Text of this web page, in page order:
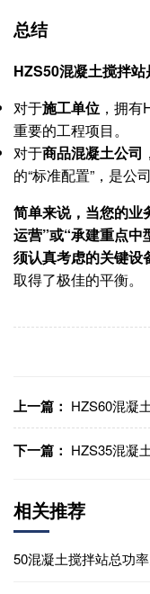
总结
HZS50混凝土搅拌站
对于施工单位 ，拥
重要的工程项目。
对于商品混凝土公司
的“标准配置”，是公
简单来说，当您的业
运营”或“承建重点
须认真考虑的关键设
取得了极佳的平衡。
上一篇： HZS60混凝
下一篇： HZS35混凝
相关推荐
50混凝土搅拌站总功